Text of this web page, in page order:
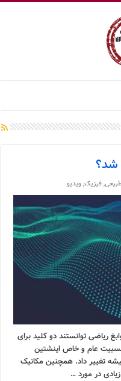
شد؟
,فیزیک,ویدیو
توانستند دو کلید برای
عام و خاص اینشتین
تغییر داد. همچنین مکانیک
در مورد …